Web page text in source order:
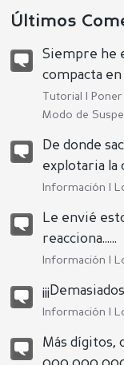
Últimos
Siempre he
compacta
Tutorial |
Modo de
De donde
explotaria la
Información |
Le envié
reacciona......
Información |
Información |
Más dígitos,